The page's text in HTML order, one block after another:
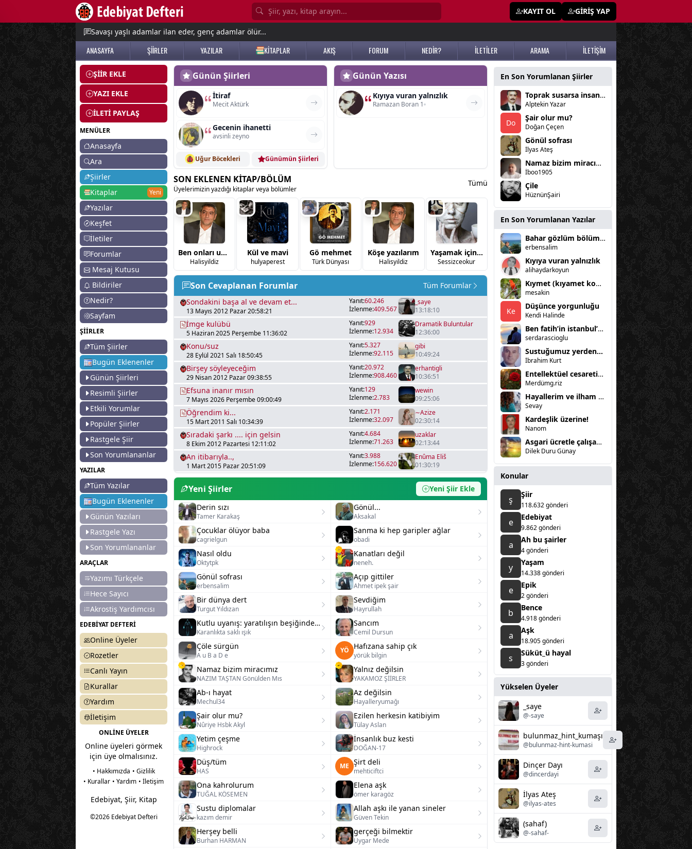
KAYIT OL GİRİŞ YAP
Savaşı yaşlı adamlar ilan eder, genç adamlar ölür...
ANASAYFA ŞİİRLER YAZILAR KİTAPLAR AKIŞ FORUM NEDİR? İLETİLER ARAMA İLETİŞİM
ŞİİR EKLE
YAZI EKLE
İLETİ PAYLAŞ
MENÜLER
Anasayfa
Ara
Şiirler
Kitaplar
Yeni
Yazılar
Keşfet
İletiler
Forumlar
Mesaj Kutusu
Bildiriler
Nedir?
Sayfam
ŞİİRLER
Tüm Şiirler
Bugün Eklenenler
Günün Şiirleri
Resimli Şiirler
Etkili Yorumlar
Popüler Şiirler
Rastgele Şiir
Son Yorumlananlar
YAZILAR
Tüm Yazılar
Bugün Eklenenler
Günün Yazıları
Rastgele Yazı
Son Yorumlananlar
ARAÇLAR
Yazımı Türkçele
Hece Sayıcı
Akrostiş Yardımcısı
EDEBİYAT DEFTERİ
Online Üyeler
Rozetler
Canlı Yayın
Kurallar
Yardım
İletişim
ONLİNE ÜYELER
Online üyeleri görmek
için üye olmalısınız.
• Hakkımızda • Gizlilik
• Kurallar • Yardım • İletişim
Edebiyat, Şiir, Kitap
©2026 Edebiyat Defteri
Günün Şiirleri
İtiraf
Mecit Aktürk
Gecenin ihanetti
avsinli zeyno
Uğur Böcekleri Günümün Şiirleri
Günün Yazısı
Kıyıya vuran yalnızlık
Ramazan Boran 1
SON EKLENEN KİTAP/BÖLÜM
Üyelerimizin yazdığı kitaplar veya bölümler
Tümü
Ben onları unutmadım
Halisyildiz
Kül ve mavi
hulyaperest
Gö mehmet
Türk Dünyası
Köşe yazılarım
Halisyildiz
Yaşamak için bir miktar kırılmak üzerine
Sessizceokur
Ballının bayram
Türk Dünyası Türk Dünyası
Şiirlerim
zakir
Son Cevaplanan Forumlar
Tüm Forumlar
Sondakini başa al ve devam et...
13 Mayıs 2012 Pazar 20:58:21
Yanıt:60.246
İzlenme:409.567
_saye
13:18:10
İmge kulübü
5 Haziran 2025 Perşembe 11:36:02
Yanıt:929
İzlenme:12.934
Dramatik Buluntular
12:36:00
Konu/suz
28 Eylül 2021 Salı 18:50:45
Yanıt:5.327
İzlenme:92.115
gibi
10:49:24
Birşey söyleyeceğim
29 Nisan 2012 Pazar 09:38:55
Yanıt:20.972
İzlenme:908.460
erhantigli
10:36:51
Efsuna inanır mısın
7 Mayıs 2026 Perşembe 09:00:49
Yanıt:129
İzlenme:2.783
wewin
09:25:06
Öğrendim ki...
15 Mart 2011 Salı 10:34:39
Yanıt:2.171
İzlenme:32.097
∼Azize
02:30:14
Sıradaki şarkı .... için gelsin
8 Ekim 2012 Pazartesi 12:11:02
Yanıt:4.684
İzlenme:71.263
uzaklar
02:13:44
An itibarıyla..,
1 Mart 2015 Pazar 20:51:09
Yanıt:3.988
İzlenme:156.620
Enûma Eliš
01:30:19
Yeni Şiirler
Yeni Şiir Ekle
Derin sızı
Tamer Karakaş
Çocuklar ölüyor baba
cagrielgun
Nasıl oldu
Oktytpk
Gönül sofrası
erbensalim
Bir dünya dert
Turgut Yıldızan
Kutlu uyanış: yaratılışın beşiğinden ebedi töreye
Karanlıkta saklı ışık
Çöle sürgün
A u B a D e
Namaz bizim miracımız
NAZIM TAŞTAN Gönülden Mıs
Ab-ı hayat
Mechul34
Şair olur mu?
Nûriye Hsbk Akyl
Yetim çeşme
Highrock
Düş/tüm
HAS
Ona kahrolurum
TUĞAL KÖSEMEN
Sustu diplomalar
kazım demir
Herşey belli
Burhan HARMAN
Gönül...
Aksakal
Sanma ki hep garipler ağlar
obadi
Kanatları değil
neneh.
Açıp gittiler
Ahmet ipek şair
Sevdiğim
Hayrullah
Sancım
Cemil Dursun
YÖ Hafızana sahip çık
yörük bilgin
Yalnız değilsin
YAKAMOZ ŞİİRLER
Az değilsin
Hayalleryumağı
Ezilen herkesin katibiyim
Tülay Aslan
İnsanlık buz kesti
DOĞAN-17
ME Şirt deli
mehticiftci
Elena aşk
ömer karagöz
Allah aşkı ile yanan sineler
Güven Tekin
‎gerçeği bilmektir
Uygar Mede
En Son Yorumlanan Şiirler
Toprak susarsa insan susmaz
Alptekin Yazar
Do
Şair olur mu?
Doğan Çeçen
Gönül sofrası
İlyas Ateş
Namaz bizim miracımız
İboo1905
Çile
HüznünŞairi
En Son Yorumlanan Yazılar
Bahar gözlüm bölüm 4
erbensalim
Kıyıya vuran yalnızlık
alihaydarkoyun
Kıymet (kıyamet kopmadan bilinmeli kıymet)
mesakin
Ke
Düşünce yorgunluğu
Kendi Halinde
Ben fatih’in istanbul’unda bir garip ali rıza…
serdarascioglu
Sustuğumuz yerden...
İbrahim Kurt
Entellektüel cesaretin ritmi
Merdümg.riz
Hayallerim ve ilham perim
Sevay
Kardeşlik üzerine!
Nanom
Asgari ücretle çalışan bir gencin gelecek tesis etmesi üzerine
Dilek Duru Günay
Konular
ş Şiir
118.632 gönderi
e Edebiyat
9.862 gönderi
a Ah bu şairler
4 gönderi
y Yaşam
14.338 gönderi
e Epik
2 gönderi
b Bence
4.918 gönderi
a Aşk
18.905 gönderi
s Süküt_ü hayal
3 gönderi
Yükselen Üyeler
_saye
@-saye
bulunmaz_hint_kumaşı
@bulunmaz-hint-kumasi
Dinçer Dayı
@dincerdayi
İlyas Ateş
@ilyas-ates
(sahaf)
@-sahaf-
menu